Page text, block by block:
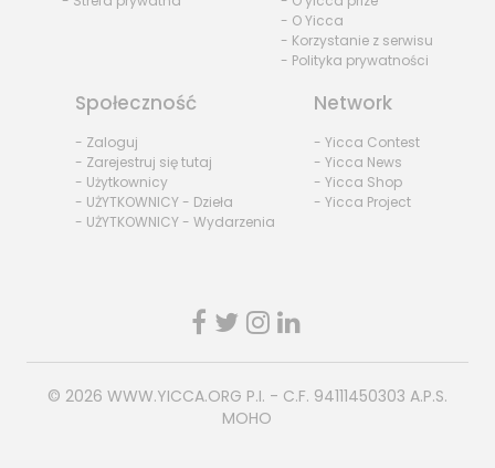
- O Yicca
- Korzystanie z serwisu
- Polityka prywatności
Społeczność
- Zaloguj
- Zarejestruj się tutaj
- Użytkownicy
- UŻYTKOWNICY - Dzieła
- UŻYTKOWNICY - Wydarzenia
Network
- Yicca Contest
- Yicca News
- Yicca Shop
- Yicca Project
© 2026 WWW.YICCA.ORG P.I. - C.F. 94111450303 A.P.S.
MOHO